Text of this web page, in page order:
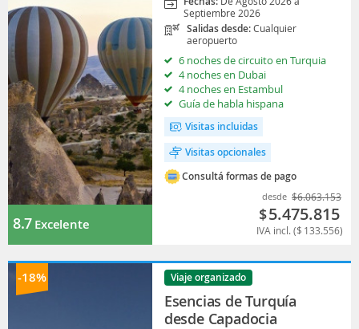
8.7Excelente
Septiembre 2026
Salidas desde:Cualquier
aeropuerto
6 noches de circuito en Turquia
4 noches en Dubai
4 noches en Estambul
Guía de habla hispana
Visitas incluidas
Visitas opcionales
Consultá formas de pago
desde $6.063.153
$5.475.815
IVA incl. ($ 133.556)
-18% Viaje organizado
Esencias de Turquía
desde Capadocia